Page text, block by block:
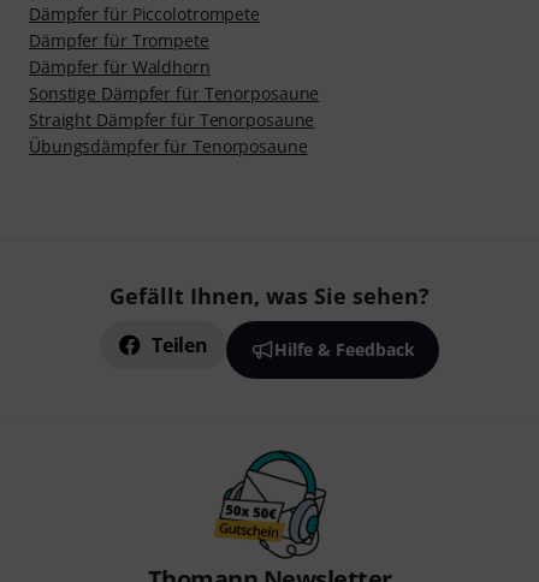
Dämpfer für Piccolotrompete
Dämpfer für Trompete
Dämpfer für Waldhorn
Sonstige Dämpfer für Tenorposaune
Straight Dämpfer für Tenorposaune
Übungsdämpfer für Tenorposaune
Gefällt Ihnen, was Sie sehen?
Teilen Hilfe & Feedback